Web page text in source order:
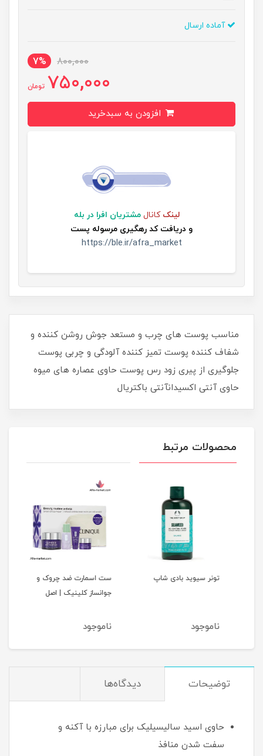
آماده ارسال
800,000
7%
750,000 تومان
لینک کانال مشتریان افرا در بله
و دریافت کد رهگیری مرسوله پست
https://ble.ir/afra_market
​​​​مناسب پوست های چرب و مستعد جوش روشن کننده و
شفاف کننده پوست تمیز کننده آلودگی و چربی پوست
جلوگیری از پیری زود رس پوست حاوی عصاره های میوه
حاوی آنتی اکسیدانآنتی باکتریال
محصولات مرتبط
تونر سیوید بادی شاپ
ناموجود
ست اسمارت ضد چروک و
جوانساز کلینیک | اصل
ناموجود
توضیحات دیدگاه‌ها
حاوی اسید سالیسیلیک برای مبارزه با آکنه و
سفت شدن منافذ